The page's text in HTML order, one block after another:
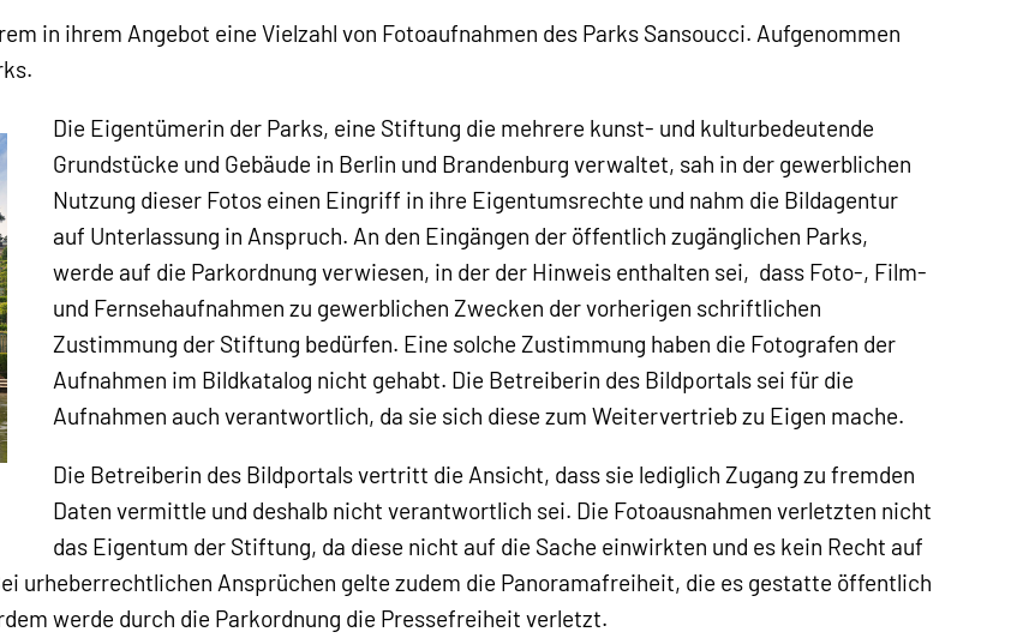
in ihrem Angebot eine Vielzahl von Fotoaufnahmen des Parks Sansoucci. Aufgenommen
Die Eigentümerin der Parks, eine Stiftung die mehrere kunst- und kulturbedeutende
Grundstücke und Gebäude in Berlin und Brandenburg verwaltet, sah in der gewerblichen
Nutzung dieser Fotos einen Eingriff in ihre Eigentumsrechte und nahm die Bildagentur
auf Unterlassung in Anspruch. An den Eingängen der öffentlich zugänglichen Parks,
werde auf die Parkordnung verwiesen, in der der Hinweis enthalten sei, dass Foto-, Film-
und Fernsehaufnahmen zu gewerblichen Zwecken der vorherigen schriftlichen
Zustimmung der Stiftung bedürfen. Eine solche Zustimmung haben die Fotografen der
Aufnahmen im Bildkatalog nicht gehabt. Die Betreiberin des Bildportals sei für die
Aufnahmen auch verantwortlich, da sie sich diese zum Weitervertrieb zu Eigen mache.
Die Betreiberin des Bildportals vertritt die Ansicht, dass sie lediglich Zugang zu fremden
Daten vermittle und deshalb nicht verantwortlich sei. Die Fotoausnahmen verletzten nicht
das Eigentum der Stiftung, da diese nicht auf die Sache einwirkten und es kein Recht auf
urheberrechtlichen Ansprüchen gelte zudem die Panoramafreiheit, die es gestatte öffentlich
werde durch die Parkordnung die Pressefreiheit verletzt.